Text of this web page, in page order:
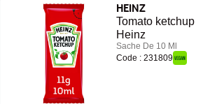
HEINZ
Tomato ketchup
Heinz
Sache De 10 Ml
Code : 231809